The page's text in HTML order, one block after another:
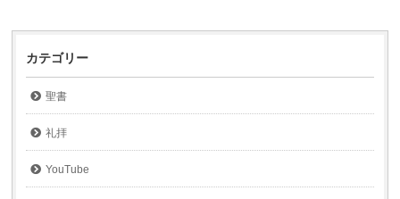
カテゴリー
聖書
礼拝
YouTube